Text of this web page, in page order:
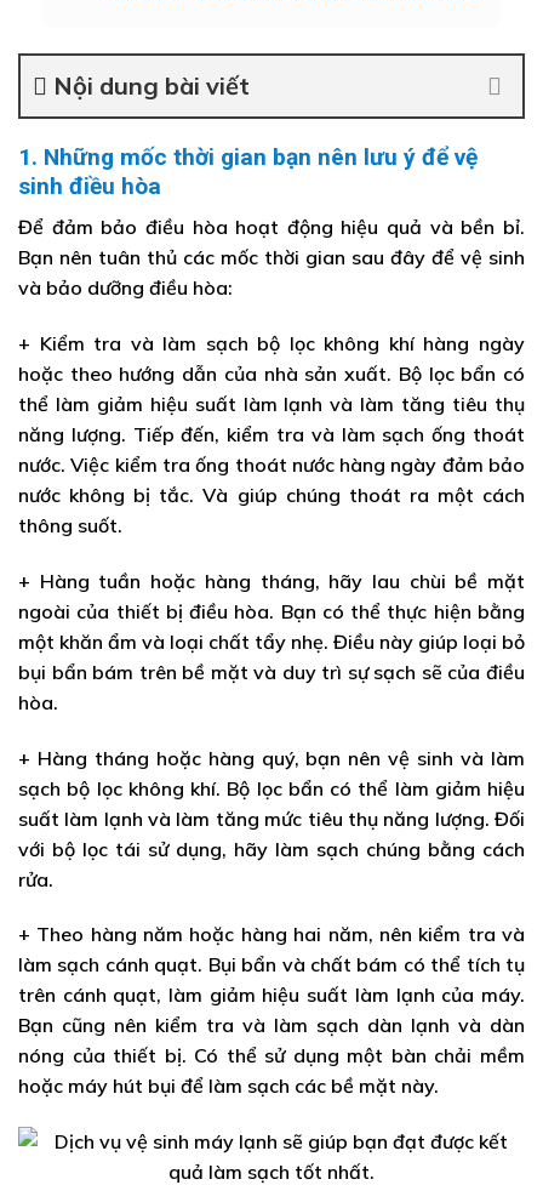
Nội dung bài viết
1. Những mốc thời gian bạn nên lưu ý để vệ
sinh điều hòa
Để đảm bảo điều hòa hoạt động hiệu quả và bền bỉ.
Bạn nên tuân thủ các mốc thời gian sau đây để vệ sinh
và bảo dưỡng điều hòa:
+ Kiểm tra và làm sạch bộ lọc không khí hàng ngày
hoặc theo hướng dẫn của nhà sản xuất. Bộ lọc bẩn có
thể làm giảm hiệu suất làm lạnh và làm tăng tiêu thụ
năng lượng. Tiếp đến, kiểm tra và làm sạch ống thoát
nước. Việc kiểm tra ống thoát nước hàng ngày đảm bảo
nước không bị tắc. Và giúp chúng thoát ra một cách
thông suốt.
+ Hàng tuần hoặc hàng tháng, hãy lau chùi bề mặt
ngoài của thiết bị điều hòa. Bạn có thể thực hiện bằng
một khăn ẩm và loại chất tẩy nhẹ. Điều này giúp loại bỏ
bụi bẩn bám trên bề mặt và duy trì sự sạch sẽ của điều
hòa.
+ Hàng tháng hoặc hàng quý, bạn nên vệ sinh và làm
sạch bộ lọc không khí. Bộ lọc bẩn có thể làm giảm hiệu
suất làm lạnh và làm tăng mức tiêu thụ năng lượng. Đối
với bộ lọc tái sử dụng, hãy làm sạch chúng bằng cách
rửa.
+ Theo hàng năm hoặc hàng hai năm, nên kiểm tra và
làm sạch cánh quạt. Bụi bẩn và chất bám có thể tích tụ
trên cánh quạt, làm giảm hiệu suất làm lạnh của máy.
Bạn cũng nên kiểm tra và làm sạch dàn lạnh và dàn
nóng của thiết bị. Có thể sử dụng một bàn chải mềm
hoặc máy hút bụi để làm sạch các bề mặt này.